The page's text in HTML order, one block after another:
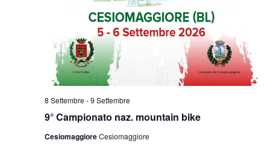
9° Campionato naz. mountain bike
8 Settembre -9 Settembre
CesiomaggioreCesiomaggiore